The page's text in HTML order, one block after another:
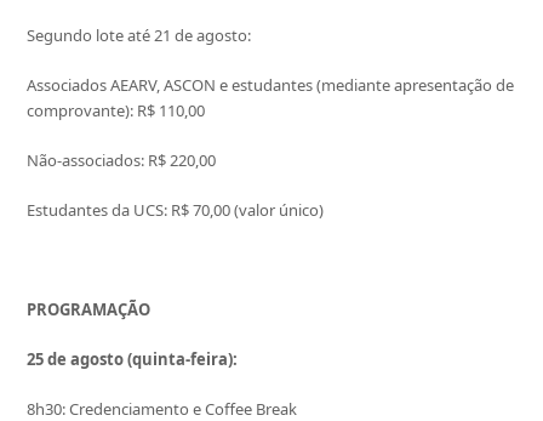
Segundo lote até 21 de agosto:
Associados AEARV, ASCON e estudantes (mediante apresentação de
comprovante): R$ 110,00
Não-associados: R$ 220,00
Estudantes da UCS: R$ 70,00 (valor único)
PROGRAMAÇÃO
25 de agosto (quinta-feira):
8h30: Credenciamento e Coffee Break